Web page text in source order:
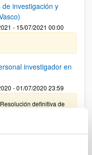
investigación y
- 15/07/2021 00:00
investigador en
- 01/07/2020 23:59
definitiva de